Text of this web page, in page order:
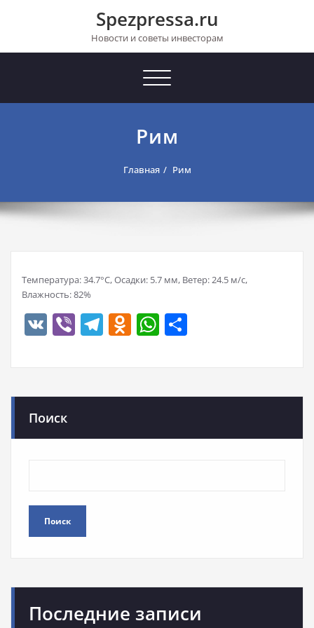
Spezpressa.ru
Новости и советы инвесторам
Toggle
Рим
Главная Рим
Температура: 34.7°C, Осадки: 5.7 мм, Ветер: 24.5 м/с,
Влажность: 82%
VK ViberTelegram
Odnoklassniki
WhatsApp
Поиск
Поиск
Последние записи